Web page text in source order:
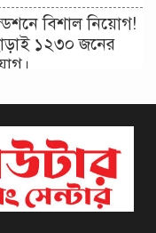
বিশাল নিয়োগ!
১২৩০ জনের
| Taxes Zone
Circular 2026
সেতু (SETU)